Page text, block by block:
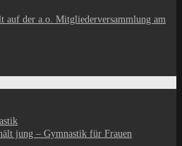
auf der a.o. Mitgliederversammlung am
jung – Gymnastik für Frauen